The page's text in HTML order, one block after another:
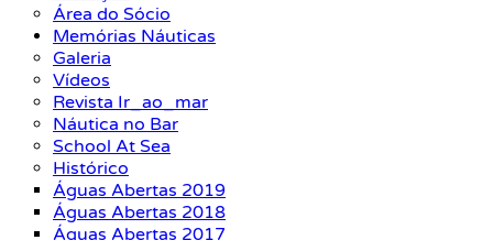
Área do Sócio
Memórias Náuticas
Galeria
Vídeos
Revista Ir_ao_mar
Náutica no Bar
School At Sea
Histórico
Águas Abertas 2019
Águas Abertas 2018
Águas Abertas 2017